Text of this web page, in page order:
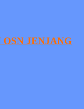
JENJANG